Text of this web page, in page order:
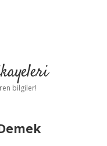
bilgiler!